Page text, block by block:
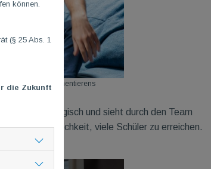
während des Kommentierens
und sieht durch den Team
gute Möglichkeit, viele Schüler zu erreichen.
können.
(§ 25 Abs. 1
die Zukunft